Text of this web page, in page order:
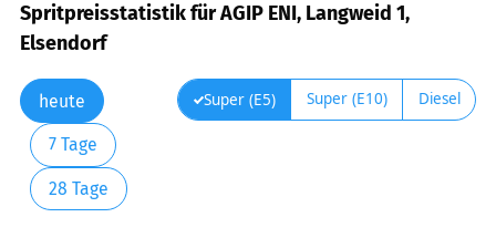
Spritpreisstatistik für AGIP ENI, Langweid 1,
Elsendorf
heute
7 Tage
28 Tage
Super (E5) Super (E10) Diesel